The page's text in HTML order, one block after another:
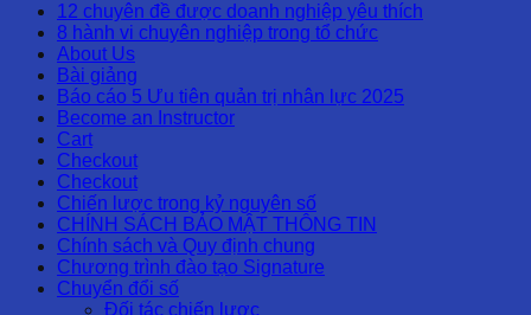
12 chuyên đề được doanh nghiệp yêu thích
8 hành vi chuyên nghiệp trong tổ chức
About Us
Bài giảng
Báo cáo 5 Ưu tiên quản trị nhân lực 2025
Become an Instructor
Cart
Checkout
Checkout
Chiến lược trong kỷ nguyên số
CHÍNH SÁCH BẢO MẬT THÔNG TIN
Chính sách và Quy định chung
Chương trình đào tạo Signature
Chuyển đổi số
Đối tác chiến lược